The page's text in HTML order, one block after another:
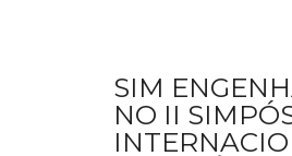
SIM
NO II